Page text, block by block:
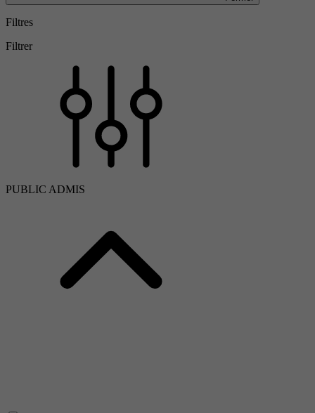
Filtres
Filtrer
PUBLIC ADMIS